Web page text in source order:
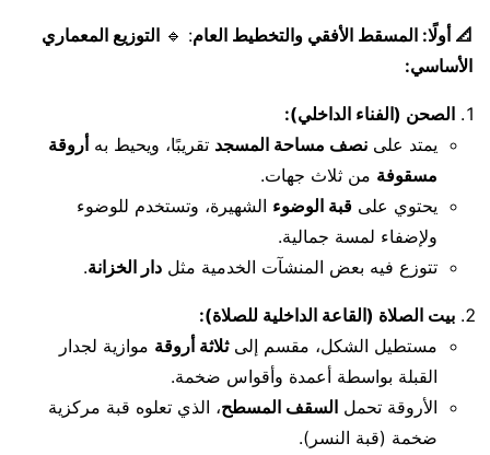
📐 أولًا: المسقط الأفقي والتخطيط العام: 🔹 التوزيع المعماري
الأساسي:
الصحن (الفناء الداخلي):
يمتد على نصف مساحة المسجد تقريبًا، ويحيط بهأروقة
مسقوفة من ثلاث جهات.
يحتوي على قبة الوضوء الشهيرة، وتستخدم للوضوء
ولإضفاء لمسة جمالية.
تتوزع فيه بعض المنشآت الخدمية مثل دار الخزانة.
بيت الصلاة (القاعة الداخلية للصلاة):
مستطيل الشكل، مقسم إلىثلاثة أروقة موازية لجدار
القبلة بواسطة أعمدة وأقواس ضخمة.
الأروقة تحمل السقف المسطح، الذي تعلوه قبة مركزية
ضخمة (قبة النسر).